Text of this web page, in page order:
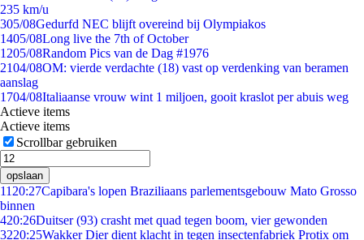
235 km/u
305/08Gedurfd NEC blijft overeind bij Olympiakos
1405/08Long live the 7th of October
1205/08Random Pics van de Dag #1976
2104/08OM: vierde verdachte (18) vast op verdenking van beramen
aanslag
1704/08Italiaanse vrouw wint 1 miljoen, gooit kraslot per abuis weg
Actieve items
Actieve items
Scrollbar gebruiken
opslaan
11 20:27Capibara's lopen Braziliaans parlementsgebouw Mato Grosso
binnen
420:26Duitser (93) crasht met quad tegen boom, vier gewonden
3220:25Wakker Dier dient klacht in tegen insectenfabriek Protix om